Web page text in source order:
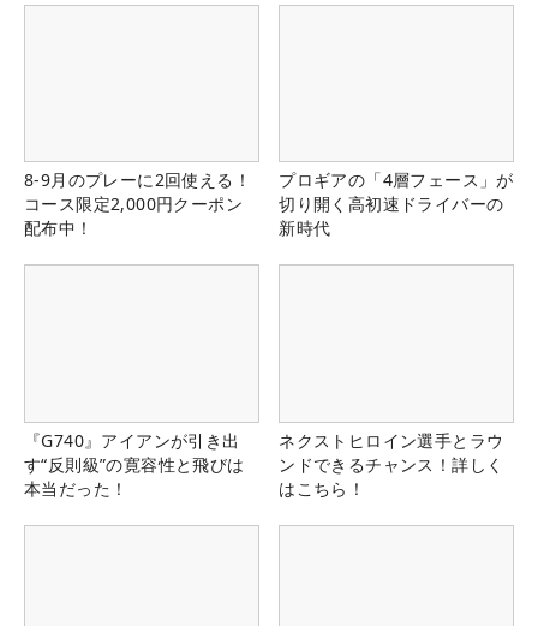
8-9月のプレーに2回使える！
コース限定2,000円クーポン
配布中！
プロギアの「4層フェース」が
切り開く高初速ドライバーの
新時代
『G740』アイアンが引き出
す“反則級”の寛容性と飛びは
本当だった！
ネクストヒロイン選手とラウ
ンドできるチャンス！詳しく
はこちら！